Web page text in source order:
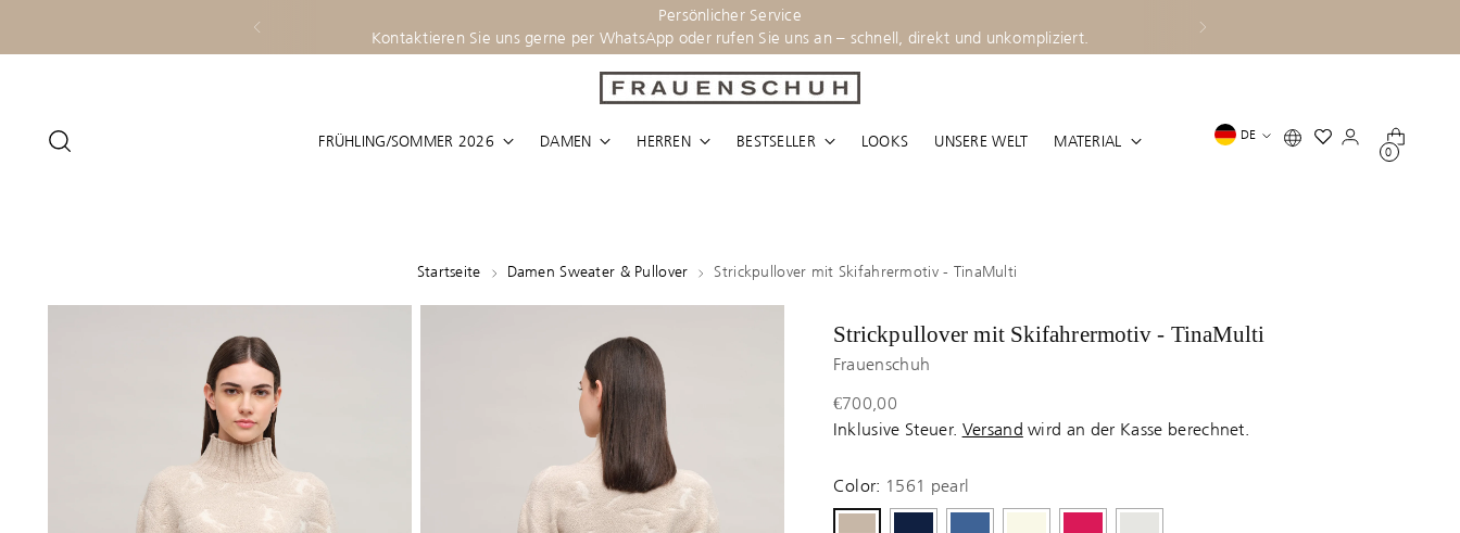
Genießen Sie versandkostenfreie Lieferung nach Deutschland und Österreich – inklusive kostenlosem Rückversand.
FRÜHLING/SOMMER 2026 DAMEN HERREN BESTSELLER LOOKS UNSERE WELT MATERIAL Sprache
DE
Geolocation Button
0
Startseite Damen Sweater & Pullover Strickpullover mit Skifahrermotiv - TinaMulti
Strickpullover mit Skifahrermotiv - TinaMulti
Frauenschuh
Regulärer
Preis
€700,00
Inklusive Steuer. Versand wird an der Kasse berechnet.
Color: 1561 pearl